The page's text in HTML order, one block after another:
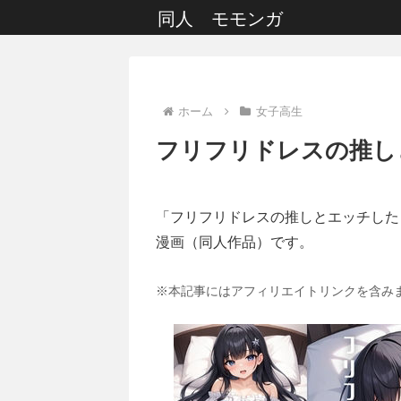
同人 モモンガ
ホーム 女子高生
フリフリドレスの推
「フリフリドレスの推しとエッチし
漫画（同人作品）です。
※本記事にはアフィリエイトリンクを含み